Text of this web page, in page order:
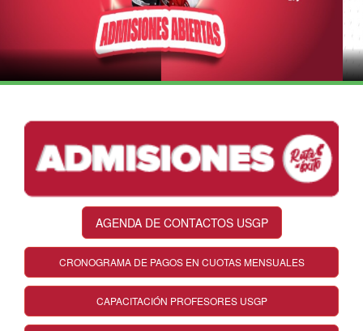
AGENDA DE CONTACTOS USGP
CRONOGRAMA DE PAGOS EN CUOTAS MENSUALES
CAPACITACIÓN PROFESORES USGP